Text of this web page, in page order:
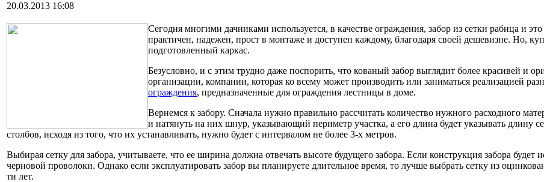
20.03.2013 16:08
Сегодня многими дачниками используется, в качестве ограждения, забор из сетки рабица и
практичен, надежен, прост в монтаже и доступен каждому, благодаря своей дешевизне. Но,
подготовленный каркас.
Безусловно, и с этим трудно даже поспорить, что кованый забор выглядит более красивей и
организации, компании, которая ко всему может производить или заниматься реализацией
ограждения, предназначенные для ограждения лестницы в доме.
Вернемся к забору. Сначала нужно правильно рассчитать количество нужного расходного
и натянуть на них шнур, указывающий периметр участка, а его длина будет указывать длину
столбов, исходя из того, что их устанавливать, нужно будет с интервалом не более 3-х метров.
Выбирая сетку для забора, учитываете, что ее ширина должна отвечать высоте будущего забора. Если конструкция забора будет
черновой проволоки. Однако если эксплуатировать забор вы планируете длительное время, то лучше выбрать сетку из
ти лет.